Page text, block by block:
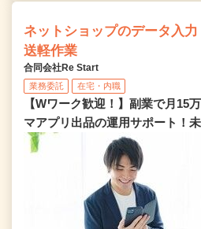
ネットショップのデータ入
送軽作業
合同会社Re Start
業務委託 在宅・内職
【Wワーク歓迎！】副業で月15
マアプリ出品の運用サポート！